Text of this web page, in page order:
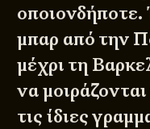
οποιονδήποτε.
μπαρ από την
μέχρι τη
να
τις ίδιες